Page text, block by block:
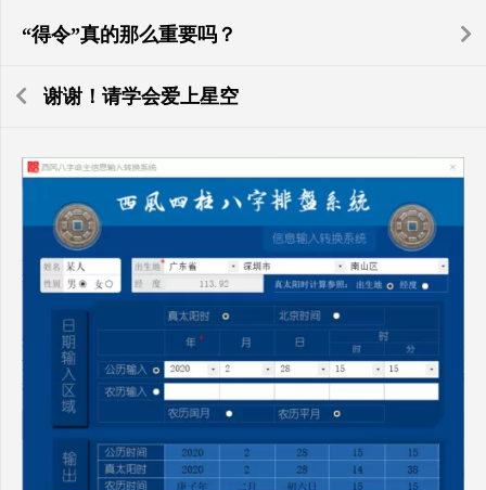
“得令”真的那么重要吗？
谢谢！请学会爱上星空